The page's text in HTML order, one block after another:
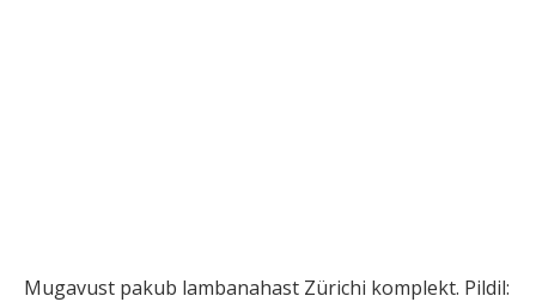
Mugavust pakub lambanahast Zürichi komplekt. Pildil: